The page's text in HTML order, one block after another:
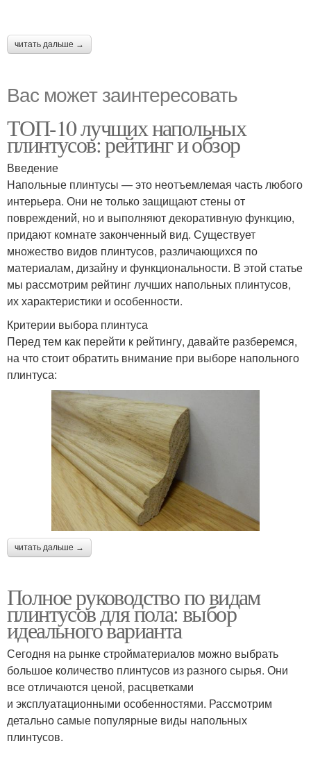
читать дальше →
Вас может заинтересовать
ТОП-10 лучших напольных
плинтусов: рейтинг и обзор
Введение
Напольные плинтусы — это неотъемлемая часть любого
интерьера. Они не только защищают стены от
повреждений, но и выполняют декоративную функцию,
придают комнате законченный вид. Существует
множество видов плинтусов, различающихся по
материалам, дизайну и функциональности. В этой статье
мы рассмотрим рейтинг лучших напольных плинтусов,
их характеристики и особенности.
Критерии выбора плинтуса
Перед тем как перейти к рейтингу, давайте разберемся,
на что стоит обратить внимание при выборе напольного
плинтуса:
читать дальше →
Полное руководство по видам
плинтусов для пола: выбор
идеального варианта
Сегодня на рынке стройматериалов можно выбрать
большое количество плинтусов из разного сырья. Они
все отличаются ценой, расцветками
и эксплуатационными особенностями. Рассмотрим
детально самые популярные виды напольных
плинтусов.